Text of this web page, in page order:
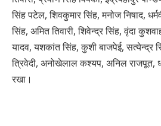
सिंह पटेल, शिवकुमार सिंह, मनोज निषाद,
सिंह, अमित तिवारी, शिवेन्द्र सिंह, वृंदा
यादव, यशकांत सिंह, कुशी बाजपेई, सत्येन्द्र
त्रिवेदी, अनोखेलाल कश्यप, अनिल राजपूत,
रखा।